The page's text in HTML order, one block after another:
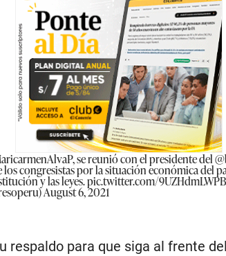
, se reunió con el presidente del
congresistas por la situación económica del
y las leyes.pic.twitter.com/9UZHdmLWPB
August 6, 2021
respaldo para que siga al frente